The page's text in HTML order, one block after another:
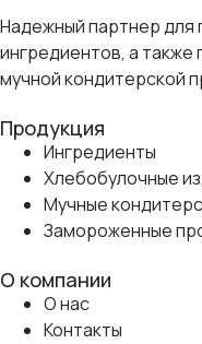
Надежный партнер для
ингредиентов, а
мучной кондитерской
Продукция
Ингредиенты
Хлебобулочные
Мучные
Замороженные
О компании
О нас
Контакты